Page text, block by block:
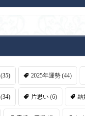
(35) 2025年運勢 (44)
(34) 片思い (6) 結